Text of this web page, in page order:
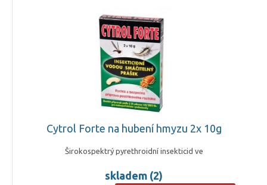
Cytrol Forte na hubení hmyzu 2x 10g
Širokospektrý pyrethroidní insekticid ve
skladem (2)